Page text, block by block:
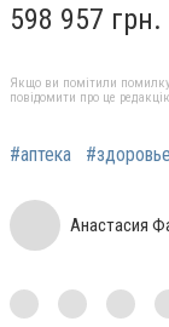
598 957 грн.
Якщо ви помітили помилку,
повідомити про це
#аптека #здоровье
Анастасия